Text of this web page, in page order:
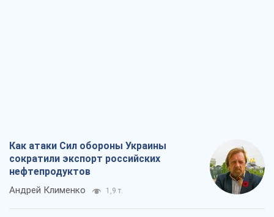
Как атаки Сил обороны Украины
сократили экспорт российских
нефтепродуктов
Андрей Клименко 1,9 т.